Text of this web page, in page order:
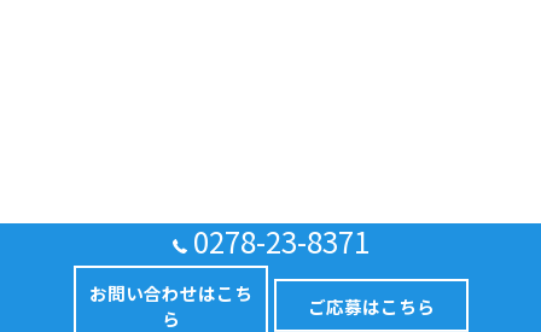
0278-23-8371
お問い合わせはこち
ら
ご応募はこちら